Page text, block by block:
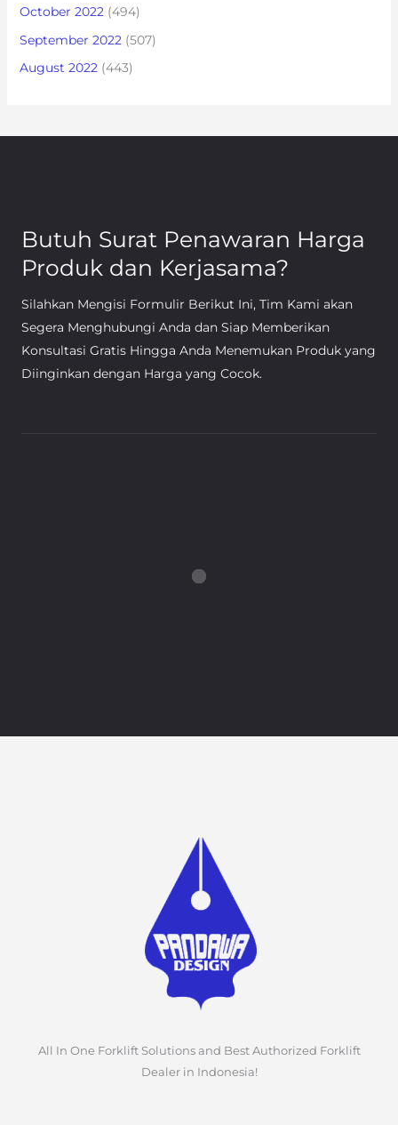
October 2022(494)
September 2022(507)
August 2022(443)
Butuh Surat Penawaran Harga
Produk dan Kerjasama?
Silahkan Mengisi Formulir Berikut Ini, Tim Kami akan
Segera Menghubungi Anda dan Siap Memberikan
Konsultasi Gratis Hingga Anda Menemukan Produk yang
Diinginkan dengan Harga yang Cocok.
All In One Forklift Solutions and Best Authorized Forklift
Dealer in Indonesia!